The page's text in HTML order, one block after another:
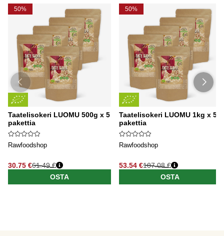
50%
Taatelisokeri LUOMU 500g x 5
pakettia
Rawfoodshop
30.75 €61.49 €
OSTA
50%
Taatelisokeri LUOMU 1kg x 5
pakettia
Rawfoodshop
53.54 €107.08 €
OSTA